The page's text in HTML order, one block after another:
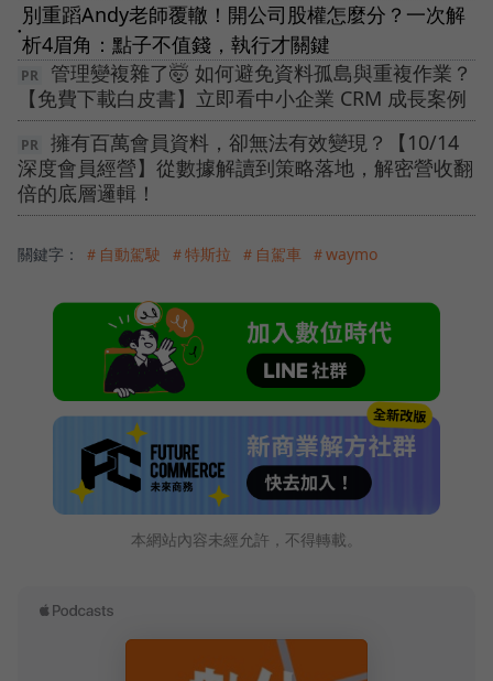
●
別重蹈Andy老師覆轍！開公司股權怎麼分？一次解
析4眉角：點子不值錢，執行才關鍵
管理變複雜了🤯 如何避免資料孤島與重複作業？
【免費下載白皮書】立即看中小企業 CRM 成長案例
擁有百萬會員資料，卻無法有效變現？【10/14
深度會員經營】從數據解讀到策略落地，解密營收翻
倍的底層邏輯！
關鍵字： ＃自動駕駛 ＃特斯拉 ＃自駕車 ＃waymo
本網站內容未經允許，不得轉載。